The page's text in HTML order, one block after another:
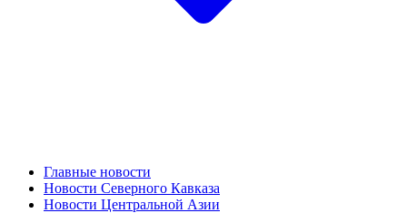
Главные новости
Новости Северного Кавказа
Новости Центральной Азии